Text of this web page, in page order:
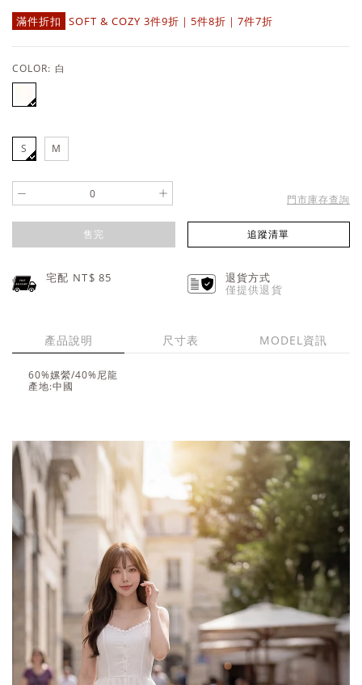
滿件折扣 SOFT & COZY 3件9折｜5件8折｜7件7折
COLOR: 白
S M
- + 門市庫存查詢
售完 追蹤清單
宅配 NT$85
退貨方式
僅提供退貨
產品說明 尺寸表 MODEL資訊
60%嫘縈/40%尼龍
產地:中國